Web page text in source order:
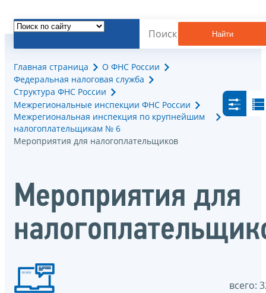
Найти
Главная страница
О ФНС России
Федеральная налоговая служба
Структура ФНС России
Межрегиональные инспекции ФНС России
Межрегиональная инспекция по крупнейшим
налогоплательщикам № 6
Мероприятия для налогоплательщиков
Мероприятия для
всего: